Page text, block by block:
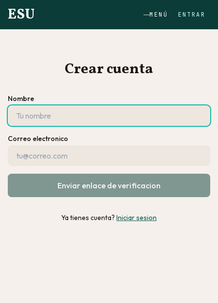
ESU MENÚ ENTRAR
Crear cuenta
Nombre
Correo electronico
Enviar enlace de verificacion
Ya tienes cuenta? Iniciar sesion